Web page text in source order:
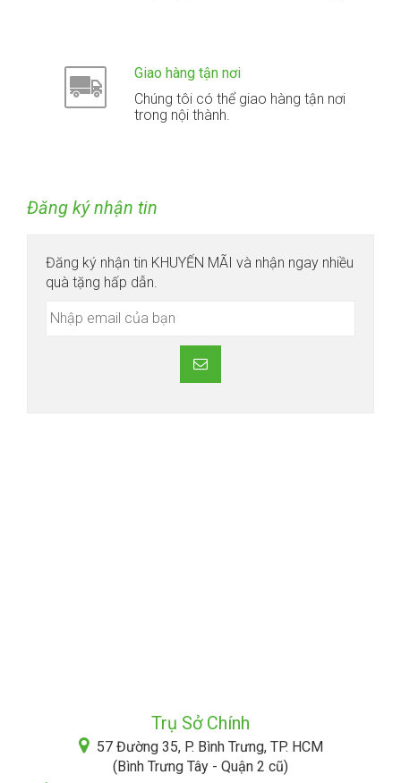
Giao hàng tận nơi
Chúng tôi có thể giao hàng tận nơi
trong nội thành.
Đăng ký nhận tin
Đăng ký nhận tin KHUYẾN MÃI và nhận ngay nhiều
quà tặng hấp dẫn.
Trụ Sở Chính
57 Đường 35, P. Bình Trưng, TP. HCM
(Bình Trưng Tây - Quận 2 cũ)